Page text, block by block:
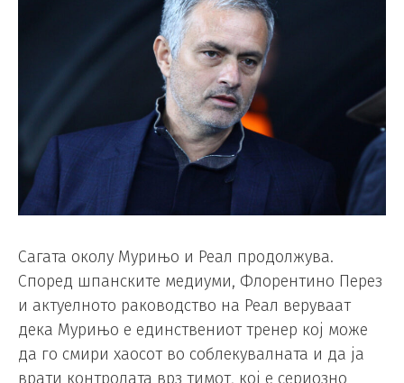
Сагата околу Мурињо и Реал продолжува.
Според шпанските медиуми, Флорентино Перез
и актуелното раководство на Реал веруваат
дека Мурињо е единствениот тренер кој може
да го смири хаосот во соблекувалната и да ја
врати контролата врз тимот, кој е сериозно